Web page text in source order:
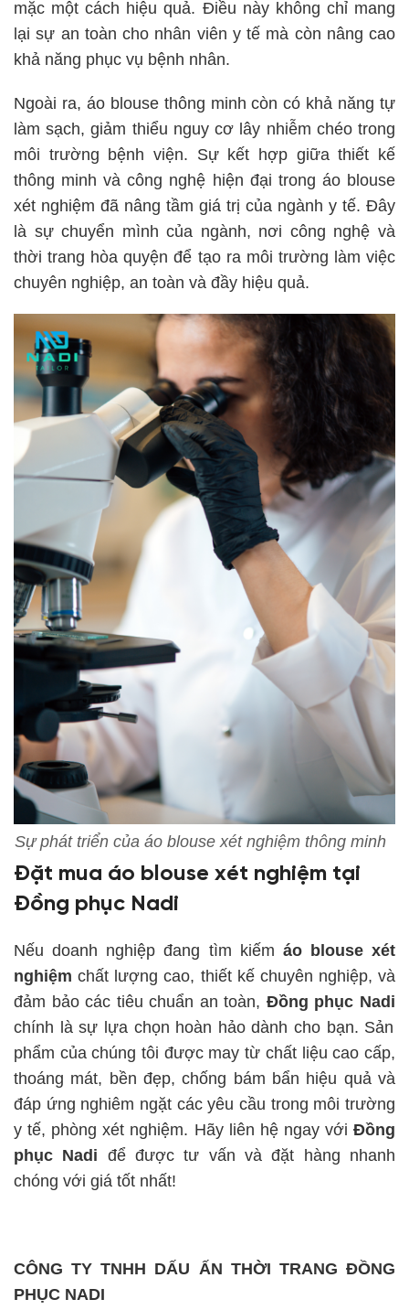
mặc một cách hiệu quả. Điều này không chỉ mang
lại sự an toàn cho nhân viên y tế mà còn nâng cao
khả năng phục vụ bệnh nhân.
Ngoài ra, áo blouse thông minh còn có khả năng tự
làm sạch, giảm thiểu nguy cơ lây nhiễm chéo trong
môi trường bệnh viện. Sự kết hợp giữa thiết kế
thông minh và công nghệ hiện đại trong áo blouse
xét nghiệm đã nâng tầm giá trị của ngành y tế. Đây
là sự chuyển mình của ngành, nơi công nghệ và
thời trang hòa quyện để tạo ra môi trường làm việc
chuyên nghiệp, an toàn và đầy hiệu quả.
Sự phát triển của áo blouse xét nghiệm thông minh
Đặt mua áo blouse xét nghiệm tại
Đồng phục Nadi
Nếu doanh nghiệp đang tìm kiếm áo blouse xét
nghiệm chất lượng cao, thiết kế chuyên nghiệp, và
đảm bảo các tiêu chuẩn an toàn, Đồng phục Nadi
chính là sự lựa chọn hoàn hảo dành cho bạn. Sản
phẩm của chúng tôi được may từ chất liệu cao cấp,
thoáng mát, bền đẹp, chống bám bẩn hiệu quả và
đáp ứng nghiêm ngặt các yêu cầu trong môi trường
y tế, phòng xét nghiệm. Hãy liên hệ ngay với Đồng
phục Nadi để được tư vấn và đặt hàng nhanh
chóng với giá tốt nhất!
CÔNG TY TNHH DẤU ẤN THỜI TRANG ĐỒNG
PHỤC NADI